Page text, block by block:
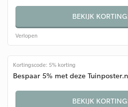
BEKIJK
Verlopen
Kortingscode: 5% korting
Bespaar 5% met deze
BEKIJK